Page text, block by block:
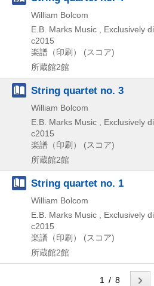
William Bolcom
E.B. Marks Music , Exclusively
c2015
楽譜（印刷） (スコア)
所蔵館2館
String quartet no. 3
William Bolcom
E.B. Marks Music , Exclusively
c2015
楽譜（印刷） (スコア)
所蔵館2館
String quartet no. 1
William Bolcom
E.B. Marks Music , Exclusively
c2015
楽譜（印刷） (スコア)
所蔵館2館
1 / 8